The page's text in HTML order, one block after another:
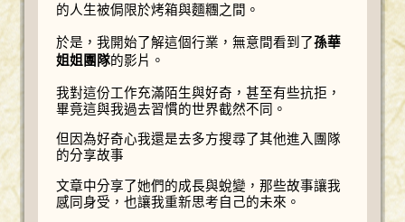
的人生被侷限於烤箱與麵糰之間。
於是，我開始了解這個行業，無意間看到了孫華
姐姐團隊的影片。
我對這份工作充滿陌生與好奇，甚至有些抗拒，
畢竟這與我過去習慣的世界截然不同。
但因為好奇心我還是去多方搜尋了其他進入團隊
的分享故事
文章中分享了她們的成長與蛻變，那些故事讓我
感同身受，也讓我重新思考自己的未來。